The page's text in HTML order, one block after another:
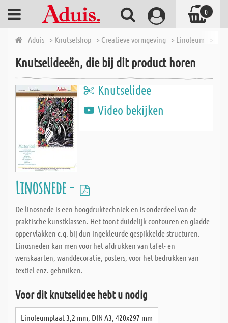
Aduis > Knutselshop > Creatieve vormgeving > Linoleum >
Knutselideeën, die bij dit product horen
Knutselidee
Video bekijken
Linosnede -
De linosnede is een hoogdruktechniek en is onderdeel van de
praktische kunstklassen. Het toont duidelijk contouren en gladde
oppervlakken c.q. bij dun ingekleurde gespikkelde structuren.
Linosneden kan men voor het afdrukken van tafel- en
wenskaarten, wanddecoratie, posters, voor het bedrukken van
textiel enz. gebruiken.
Voor dit knutselidee hebt u nodig
Linoleumplaat 3,2 mm, DIN A3, 420x297 mm
0